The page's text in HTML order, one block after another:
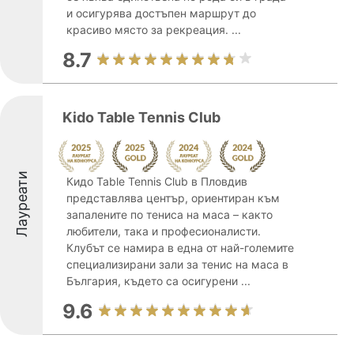
и осигурява достъпен маршрут до
красиво място за рекреация. ...
8.7
Лауреати
Kido Table Tennis Club
Кидо Table Tennis Club в Пловдив
представлява център, ориентиран към
запалените по тениса на маса – както
любители, така и професионалисти.
Клубът се намира в една от най-големите
специализирани зали за тенис на маса в
България, където са осигурени ...
9.6